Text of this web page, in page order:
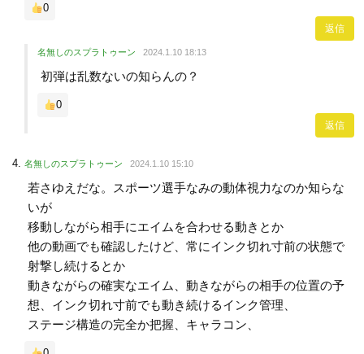
0
返信
名無しのスプラトゥーン 2024.1.10 18:13
初弾は乱数ないの知らんの？
0
返信
名無しのスプラトゥーン 2024.1.10 15:10
若さゆえだな。スポーツ選手なみの動体視力なのか知らな
いが
移動しながら相手にエイムを合わせる動きとか
他の動画でも確認したけど、常にインク切れ寸前の状態で
射撃し続けるとか
動きながらの確実なエイム、動きながらの相手の位置の予
想、インク切れ寸前でも動き続けるインク管理、
ステージ構造の完全か把握、キャラコン、